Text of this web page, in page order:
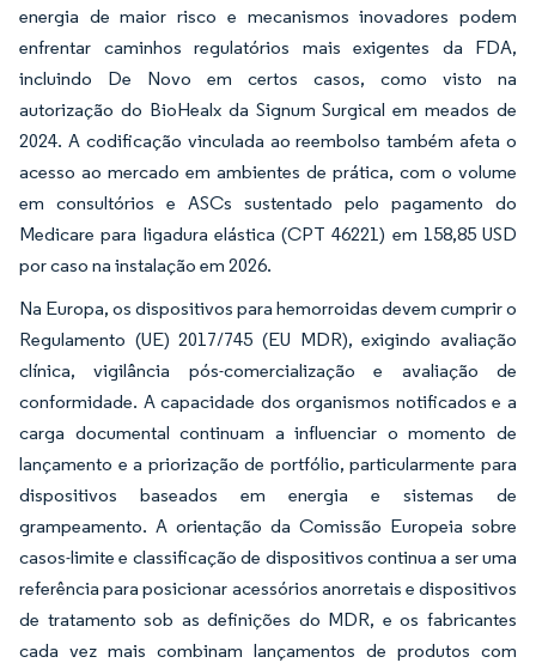
energia de maior risco e mecanismos inovadores podem
enfrentar caminhos regulatórios mais exigentes da FDA,
incluindo De Novo em certos casos, como visto na
autorização do BioHealx da Signum Surgical em meados de
2024. A codificação vinculada ao reembolso também afeta o
acesso ao mercado em ambientes de prática, com o volume
em consultórios e ASCs sustentado pelo pagamento do
Medicare para ligadura elástica (CPT 46221) em 158,85 USD
por caso na instalação em 2026.
Na Europa, os dispositivos para hemorroidas devem cumprir o
Regulamento (UE) 2017/745 (EU MDR), exigindo avaliação
clínica, vigilância pós-comercialização e avaliação de
conformidade. A capacidade dos organismos notificados e a
carga documental continuam a influenciar o momento de
lançamento e a priorização de portfólio, particularmente para
dispositivos baseados em energia e sistemas de
grampeamento. A orientação da Comissão Europeia sobre
casos-limite e classificação de dispositivos continua a ser uma
referência para posicionar acessórios anorretais e dispositivos
de tratamento sob as definições do MDR, e os fabricantes
cada vez mais combinam lançamentos de produtos com